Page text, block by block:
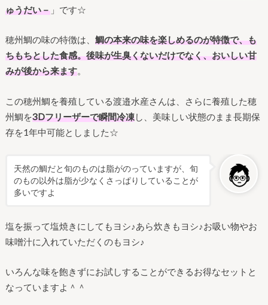
ゅうだい－」です☆
穂州鯛の味の特徴は、 鯛の本来の味を楽しめるのが特徴で、も
ちもちとした食感。後味が生臭くないだけでなく、おいしい甘
みが後から来ます。
この穂州鯛を養殖している渡邉水産さんは、さらに養殖した穂
州鯛を3Dフリーザーで瞬間冷凍し、美味しい状態のまま長期保
存を1年中可能としました☆
天然の鯛だと旬のものは脂がのっていますが、旬
のもの以外は脂が少なくさっぱりしていることが
多いですよ
塩を振って塩焼きにしてもヨシ♪あら炊きもヨシ♪お吸い物やお
味噌汁に入れていただくのもヨシ♪
いろんな味を飽きずにお試しすることができるお得なセットと
なっていますよ＾＾